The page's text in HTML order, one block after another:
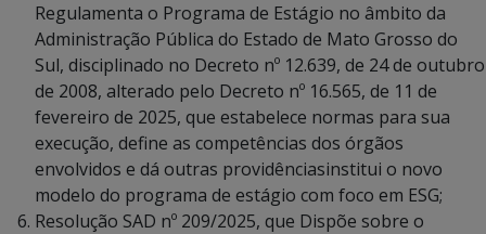
Regulamenta o Programa de Estágio no âmbito da
Administração Pública do Estado de Mato Grosso do
Sul, disciplinado no Decreto nº 12.639, de 24 de outubro
de 2008, alterado pelo Decreto nº 16.565, de 11 de
fevereiro de 2025, que estabelece normas para sua
execução, define as competências dos órgãos
envolvidos e dá outras providênciasinstitui o novo
modelo do programa de estágio com foco em ESG;
Resolução SAD nº 209/2025, que Dispõe sobre o